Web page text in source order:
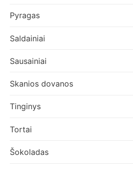
Pyragas
Saldainiai
Sausainiai
Skanios dovanos
Tinginys
Tortai
Šokoladas